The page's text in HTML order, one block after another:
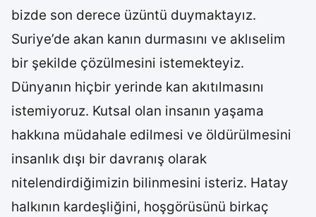
bizde son derece üzüntü duymaktayız.
Suriye’de akan kanın durmasını ve aklıselim
bir şekilde çözülmesini istemekteyiz.
Dünyanın hiçbir yerinde kan akıtılmasını
istemiyoruz. Kutsal olan insanın yaşama
hakkına müdahale edilmesi ve öldürülmesini
insanlık dışı bir davranış olarak
nitelendirdiğimizin bilinmesini isteriz. Hatay
halkının kardeşliğini, hoşgörüsünü birkaç